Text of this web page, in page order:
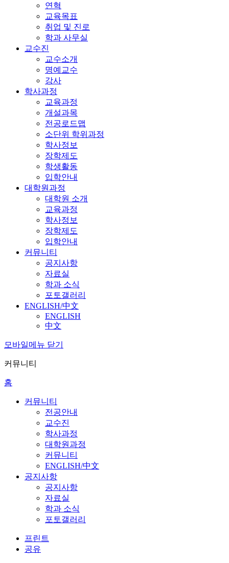
연혁
교육목표
취업 및 진로
학과 사무실
교수진
교수소개
명예교수
강사
학사과정
교육과정
개설과목
전공로드맵
소단위 학위과정
학사정보
장학제도
학생활동
입학안내
대학원과정
대학원 소개
교육과정
학사정보
장학제도
입학안내
커뮤니티
공지사항
자료실
학과 소식
포토갤러리
ENGLISH/中文
ENGLISH
中文
모바일메뉴 닫기
커뮤니티
홈
커뮤니티
전공안내
교수진
학사과정
대학원과정
커뮤니티
ENGLISH/中文
공지사항
공지사항
자료실
학과 소식
포토갤러리
프린트
공유